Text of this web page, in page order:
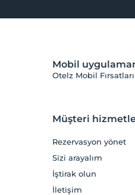
Mobil
Otelz Mobil
Müşteri
Rezervasyon yönet
Sizi arayalım
İştirak olun
İletişim